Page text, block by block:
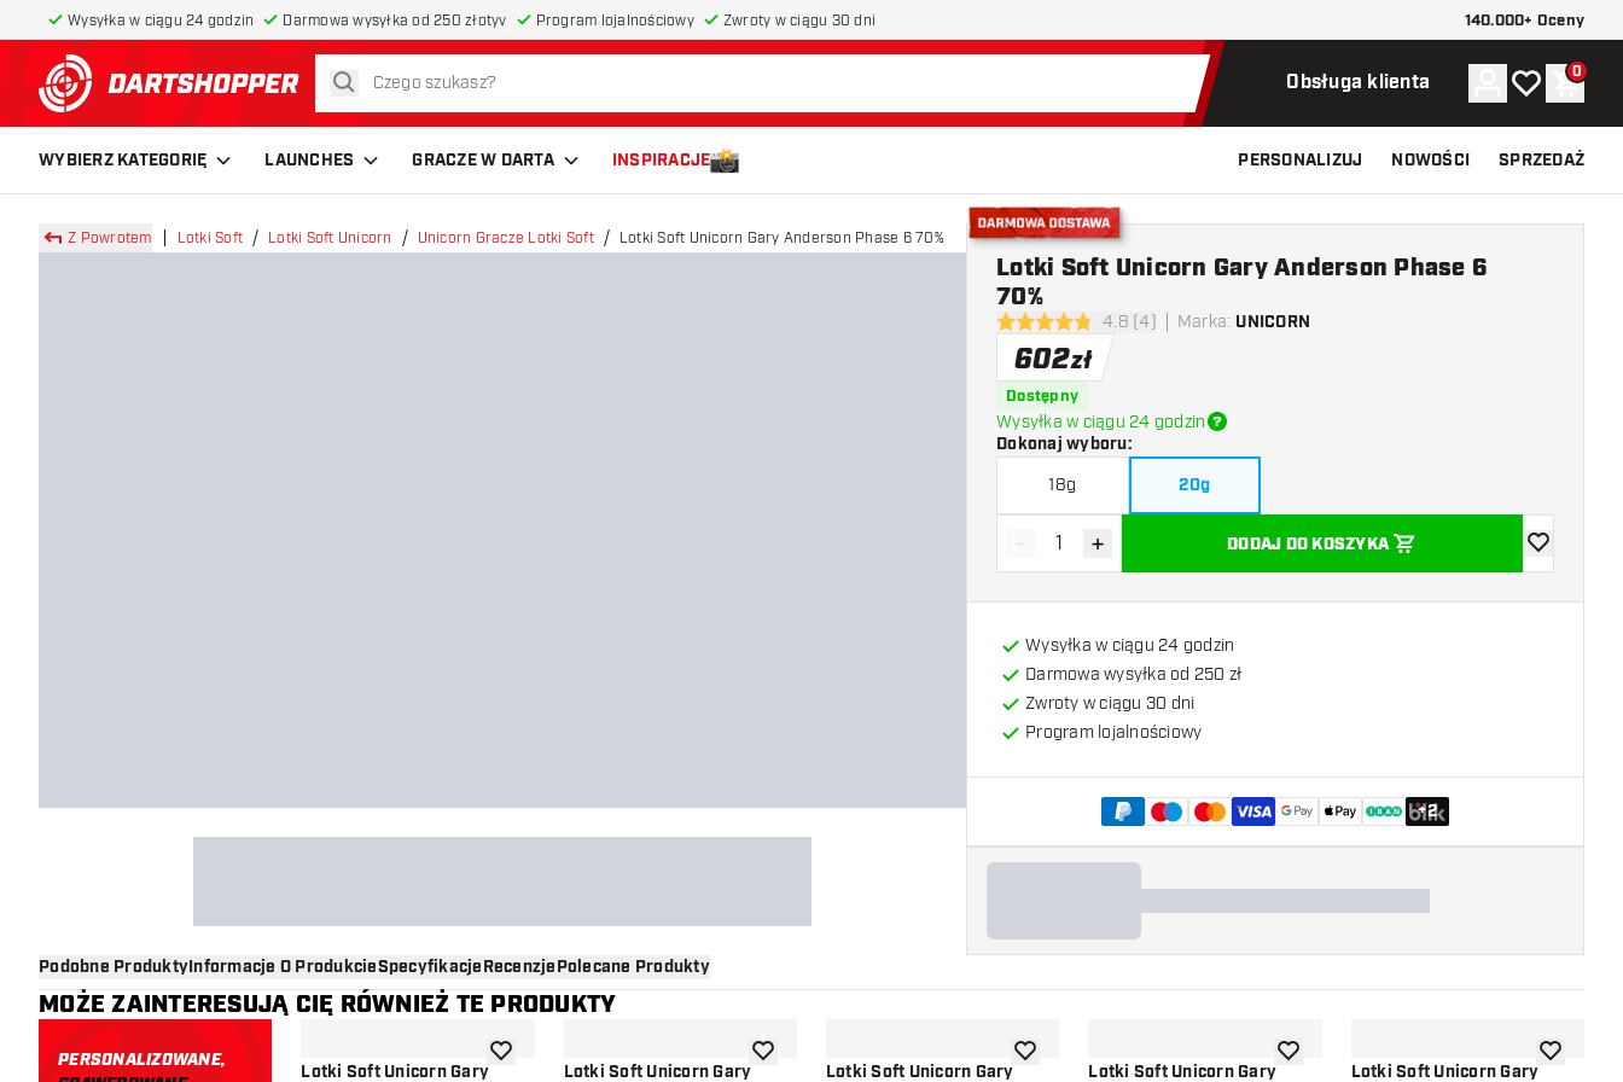
Wysyłka w ciągu 24 godzin Darmowa wysyłka od 250 złotyv Program lojalnościowy Zwroty w ciągu 30 dni 140.000+ Oceny
powrót do strony głównej
szukaj Obsługa klienta Konto
Moja listaKoszyk
0
WYBIERZ KATEGORIĘ LAUNCHES GRACZE W DARTA INSPIRACJE PERSONALIZUJ NOWOŚCI SPRZEDAŻ
Z Powrotem Lotki Soft Lotki Soft Unicorn Unicorn Gracze Lotki Soft Lotki Soft Unicorn Gary Anderson Phase 6 70%
Darmowa dostawa
4.8 gwiazdki oceny
4.8 (4) Marka: UNICORN
Lotki Soft Unicorn Gary Anderson Phase 6
70%
602zł
Dostępny
Wysyłka w ciągu 24 godzin
Dokonaj wyboru:
18g 20g
Zmniejsz ilość
- Zwiększ ilość
+ DODAJ DO KOSZYKA
dodaj do
Wysyłka w ciągu 24 godzin
Darmowa wysyłka od 250 zł
Zwroty w ciągu 30 dni
Program lojalnościowy
+2
Podobne ProduktyInformacje O ProdukcieSpecyfikacjeRecenzjePolecane Produkty
MOŻE ZAINTERESUJĄ CIĘ RÓWNIEŻ TE PRODUKTY
PERSONALIZOWANE,
Lotki Soft Unicorn Garydodaj do listy życzeńLotki Soft Unicorn Garydodaj do listy życzeńLotki Soft Unicorn Garydodaj do listy życzeńLotki Soft Unicorn Garydodaj do listy życzeńLotki Soft Unicorn Garydodaj do